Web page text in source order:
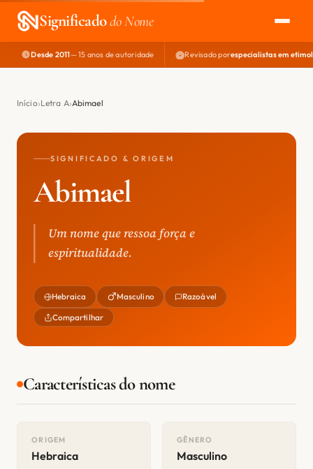
Significadodo Nome
EXPLORAR
NOME PERFEITO
Desde 2011— 15 anos de autoridade Revisado porespecialistas em
Início Letra A Abimael
SIGNIFICADO & ORIGEM
Abimael
Um nome que ressoa força e
espiritualidade.
Hebraica Masculino Razoável
Compartilhar
Características do nome
ORIGEM
Hebraica
GÊNERO
Masculino